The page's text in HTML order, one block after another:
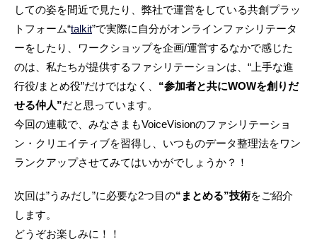
しての姿を間近で見たり、弊社で運営をしている共創プラッ
トフォーム“talkit”で実際に自分がオンラインファシリテータ
ーをしたり、ワークショップを企画/運営するなかで感じた
のは、私たちが提供するファシリテーションは、“上手な進
行役/まとめ役”だけではなく、 “参加者と共にWOWを創りだ
せる仲人”だと思っています。
今回の連載で、みなさまもVoiceVisionのファシリテーショ
ン・クリエイティブを習得し、いつものデータ整理法をワン
ランクアップさせてみてはいかがでしょうか？！
次回は”うみだし”に必要な2つ目の“まとめる”技術をご紹介
します。
どうぞお楽しみに！！